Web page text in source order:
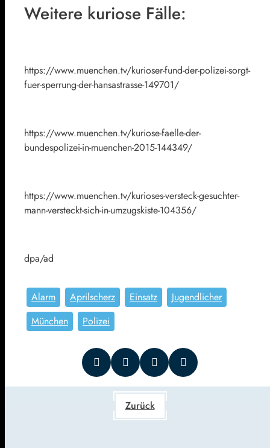
Weitere kuriose Fälle:
https://www.muenchen.tv/kurioser-fund-der-polizei-sorgt-
fuer-sperrung-der-hansastrasse-149701/
https://www.muenchen.tv/kuriose-faelle-der-
bundespolizei-in-muenchen-2015-144349/
https://www.muenchen.tv/kurioses-versteck-gesuchter-
mann-versteckt-sich-in-umzugskiste-104356/
dpa/ad
Alarm Aprilscherz Einsatz
Jugendlicher
München
Polizei
Zurück